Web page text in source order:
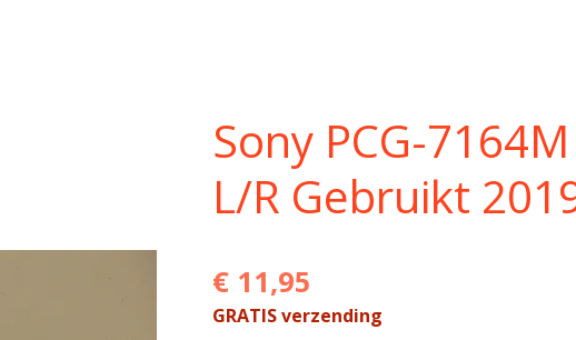
Sony PCG-
L/R Gebruikt
€ 11,95
GRATIS verzending